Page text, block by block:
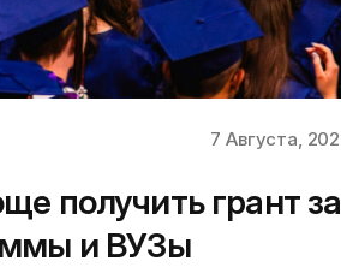
7 Августа,
получить грант за
и ВУЗы